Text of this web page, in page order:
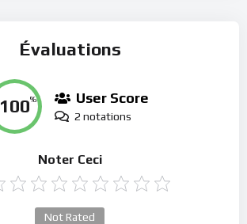
Évaluations
100% User Score
2 notations
Noter Ceci
Not Rated